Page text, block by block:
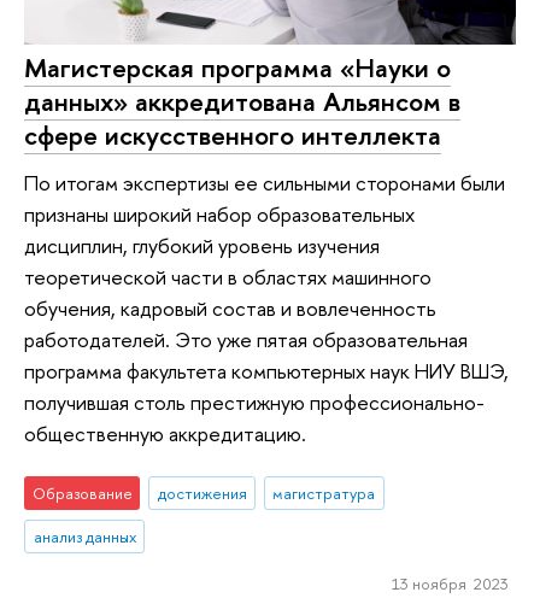
Магистерская программа «Науки о
данных» аккредитована Альянсом в
сфере искусственного интеллекта
По итогам экспертизы ее сильными сторонами были
признаны широкий набор образовательных
дисциплин, глубокий уровень изучения
теоретической части в областях машинного
обучения, кадровый состав и вовлеченность
работодателей. Это уже пятая образовательная
программа факультета компьютерных наук НИУ ВШЭ,
получившая столь престижную профессионально-
общественную аккредитацию.
Образование достижения
магистратура
анализ данных
13 ноября 2023